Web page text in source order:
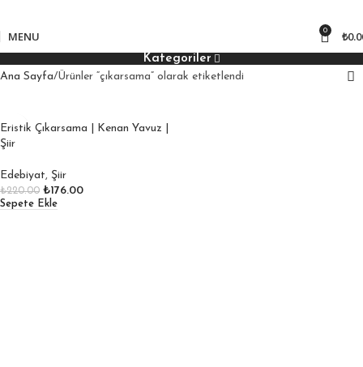
MENU 0 ₺
Kategoriler
Ana Sayfa Ürünler “çıkarsama” olarak etiketlendi
Eristik Çıkarsama | Kenan Yavuz |
Şiir
Edebiyat, Şiir
₺220.00 ₺176.00
Sepete Ekle